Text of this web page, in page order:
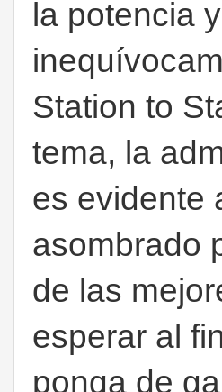
la potencia
Station to
tema, la
es evidente
asombrado
de las
esperar al
ponga de